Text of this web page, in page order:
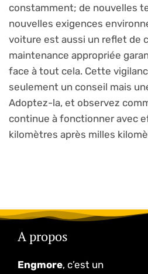
constamment; de nouvelles
nouvelles exigences
voiture est aussi un reflet de
maintenance appropriée
face à tout cela. Cette
seulement un conseil mais
Adoptez-la, et observez
continue à fonctionner avec
kilomètres après milles
A propos
Engmore, c’est un